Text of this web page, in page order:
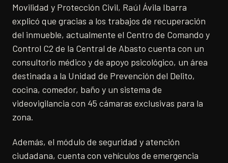
Movilidad y Protección Civil, Raúl Ávila Ibarra
explicó que gracias a los trabajos de recuperación
del inmueble, actualmente el Centro de Comando y
Control C2 de la Central de Abasto cuenta con un
consultorio médico y de apoyo psicológico, un área
destinada a la Unidad de Prevención del Delito,
cocina, comedor, baño y un sistema de
videovigilancia con 45 cámaras exclusivas para la
zona.
Además, el módulo de seguridad y atención
ciudadana, cuenta con vehículos de emergencia